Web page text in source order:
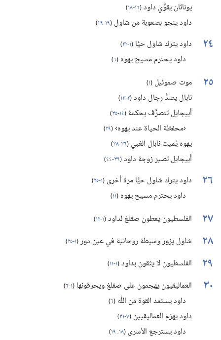
يوناثان يقوِّي داود(‏١٦-‏١٨ )‏
داود ينجو بصعوبة من شاول (‏١٩-‏٢٩ )‏
٢٤ داود يترك شاول حيًّا (‏١-‏٢٢ )‏
داود يحترم مسيح يهوه (‏٦)‏
٢٥ موت صموئيل (‏١)‏
نابال يصدُّ رجال داود(‏٢-‏١٣ )‏
أبيجايل تتصرَّف بحكمة (‏١٤-‏٣٥ )‏
‹محفظة الحياة عند يهوه›(‏٢٩)‏
يهوه يُميت نابال الغبي (‏٣٦-‏٣٨ )‏
أبيجايل تصير زوجة داود(‏٣٩-‏٤٤ )‏
٢٦ داود يترك شاول حيًّا مرة أخرى (‏١-‏٢٥ )‏
داود يحترم مسيح يهوه (‏١١)‏
٢٧ الفلسطيون يعطون صقلغ لداود(‏١-‏١٢ )‏
٢٨ شاول يزور وسيطة روحانية في عين دور(‏١-‏٢٥ )‏
٢٩ الفلسطيون لا يثقون بداود(‏١-‏١١ )‏
٣٠ العماليقيون يهجمون على صقلغ ويحرقونها (‏١-‏٦ )‏
داود يستمد القوة من اللّٰه (‏٦)‏
داود يهزم العماليقيين (‏٧-‏٣١ )‏
داود يسترجع الأسرى (‏١٨،‏ ١٩ )‏